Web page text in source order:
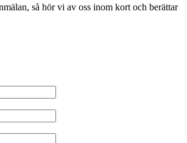
så hör vi av oss inom kort och berättar